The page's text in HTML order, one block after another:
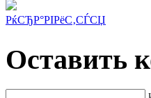
РќСЂР°РІРёС‚СЃСЏ
Оставить